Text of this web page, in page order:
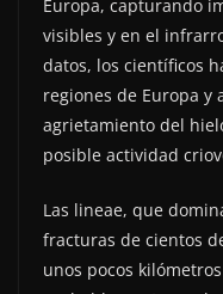
Europa, capturando
visibles y en el
datos, los científicos
regiones de Europa y
agrietamiento del
posible actividad
Las lineae, que
fracturas de cientos
unos pocos